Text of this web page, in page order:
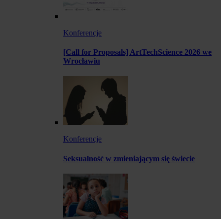
Konferencje
[Call for Proposals] ArtTechScience 2026 we
Wrocławiu
Konferencje
Seksualność w zmieniającym się świecie